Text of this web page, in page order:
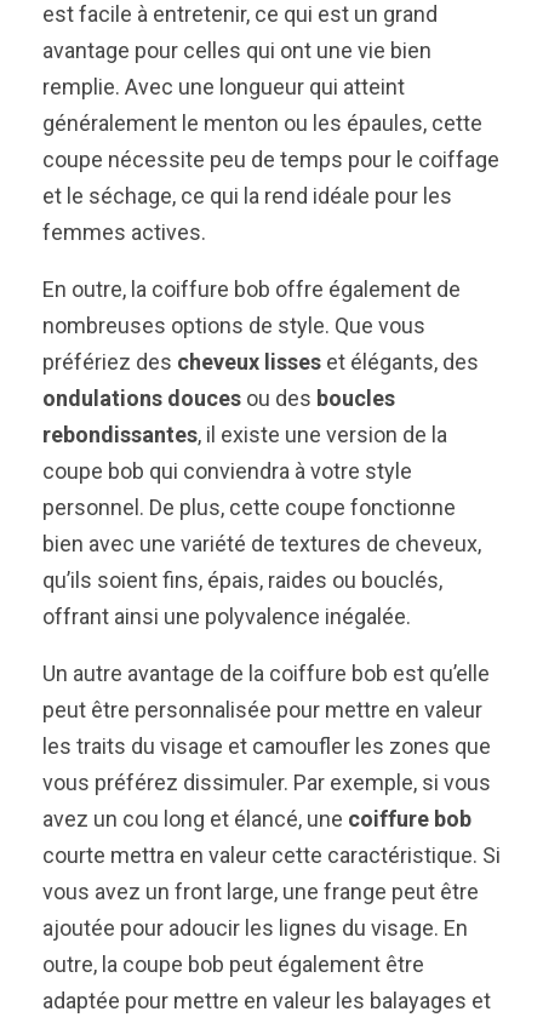
est facile à entretenir, ce qui est un grand
avantage pour celles qui ont une vie bien
remplie. Avec une longueur qui atteint
généralement le menton ou les épaules, cette
coupe nécessite peu de temps pour le coiffage
et le séchage, ce qui la rend idéale pour les
femmes actives.
En outre, la coiffure bob offre également de
nombreuses options de style. Que vous
préfériez des cheveux lisses et élégants, des
ondulations douces ou des boucles
rebondissantes, il existe une version de la
coupe bob qui conviendra à votre style
personnel. De plus, cette coupe fonctionne
bien avec une variété de textures de cheveux,
qu’ils soient fins, épais, raides ou bouclés,
offrant ainsi une polyvalence inégalée.
Un autre avantage de la coiffure bob est qu’elle
peut être personnalisée pour mettre en valeur
les traits du visage et camoufler les zones que
vous préférez dissimuler. Par exemple, si vous
avez un cou long et élancé, une coiffure bob
courte mettra en valeur cette caractéristique. Si
vous avez un front large, une frange peut être
ajoutée pour adoucir les lignes du visage. En
outre, la coupe bob peut également être
adaptée pour mettre en valeur les balayages et